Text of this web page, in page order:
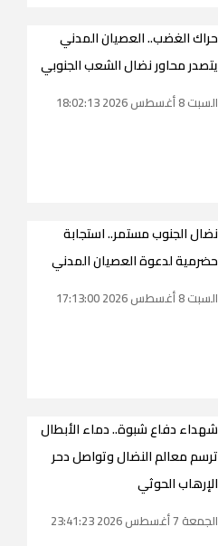
حراك الغضب.. العصيان المدني
يتصدر محاور نضال الشعب الجنوبي
السبت 8 أغسطس 2026 18:02:13
نضال الجنوب مستمر.. استجابة
حضرمية لدعوة العصيان المدني
السبت 8 أغسطس 2026 17:13:00
شهداء دفاع شبوة.. دماء الأبطال
ترسم معالم النضال وتواصل دحر
الإرهاب الحوثي
الجمعة 7 أغسطس 2026 23:41:23